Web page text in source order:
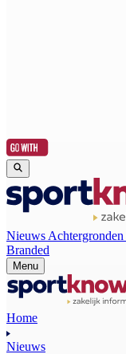
Nieuws Achtergronden
Branded
Menu
Home
Nieuws